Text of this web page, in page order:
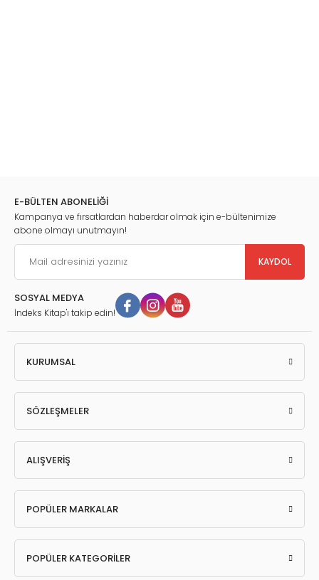
E-BÜLTEN ABONELİĞİ
Kampanya ve fırsatlardan haberdar olmak için e-bültenimize
abone olmayı unutmayın!
KAYDOL
SOSYAL MEDYA
İndeks Kitap'ı takip edin!
KURUMSAL
SÖZLEŞMELER
ALIŞVERİŞ
POPÜLER MARKALAR
POPÜLER KATEGORİLER